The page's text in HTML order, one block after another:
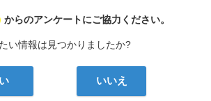
病院なび
からのアンケートにご協力ください。
い情報は見つかりましたか?
いいえ